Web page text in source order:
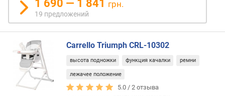
в
а
м
п
д
а
1 690 — 1 841 грн.
19 предложений
Carrello Triumph CRL-10302
высота подножки функция качалки ремни
лежачее положение
5.0 /2 отзыва